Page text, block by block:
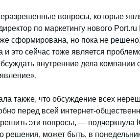
вопросы, которые
по маркетингу нового
сформирована, но пока не
и это сейчас тоже является
внутренние дела
также, что обсуждение всех
перед всей интернет-
эти вопросы, —
решения, может быть, в